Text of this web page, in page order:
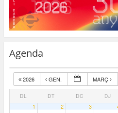
Agenda
2026 GEN. MARÇ
DL DT DC DJ
1 2 3